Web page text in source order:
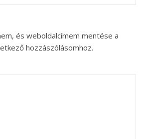
és weboldalcímem mentése a
hozzászólásomhoz.